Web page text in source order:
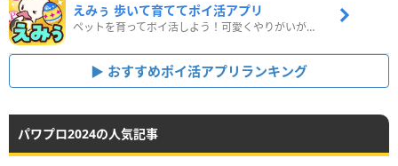
えみぅ 歩いて育ててポイ活アプリ
ペットを育ってポイ活しよう！可愛くやりがいがある新感覚アプリ
おすすめポイ活アプリランキング
パワプロ2024の人気記事